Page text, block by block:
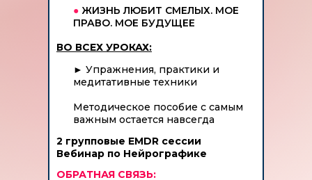
► Упражнения, практики и
медитативные техники
Методическое пособие с самым
важным остается навсегда
2 групповые EMDR сессии
Вебинар по Нейрографике
ОБРАТНАЯ СВЯЗЬ:
ВО ВСЕХ УРОКАХ:
● ЖИЗНЬ ЛЮБИТ СМЕЛЫХ. МОЕ
ПРАВО. МОЕ БУДУЩЕЕ